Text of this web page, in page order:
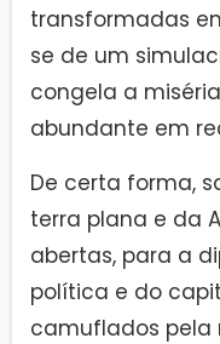
transformadas
se de um
congela a
abundante em
De certa forma,
terra plana e da
abertas, para a
política e do
camuflados pela